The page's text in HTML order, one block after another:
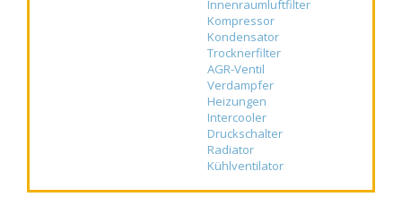
Innenraumluftfilter
Kompressor
Kondensator
Trocknerfilter
AGR-Ventil
Verdampfer
Heizungen
Intercooler
Druckschalter
Radiator
Kühlventilator